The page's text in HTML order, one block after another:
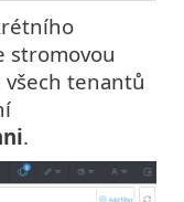
stromovou
tenantů
.